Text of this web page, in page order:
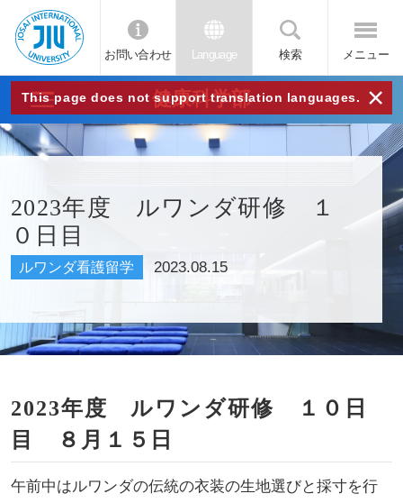
JIU
城西
国際
大学
お問い合わせ Language 検索 メニュー
This page does not support translation languages. ×
健康科学部
2023年度 ルワンダ研修 １
０日目
ルワンダ看護留学 2023.08.15
2023年度 ルワンダ研修 １０日
目 ８月１５日
午前中はルワンダの伝統の衣装の生地選びと採寸を行